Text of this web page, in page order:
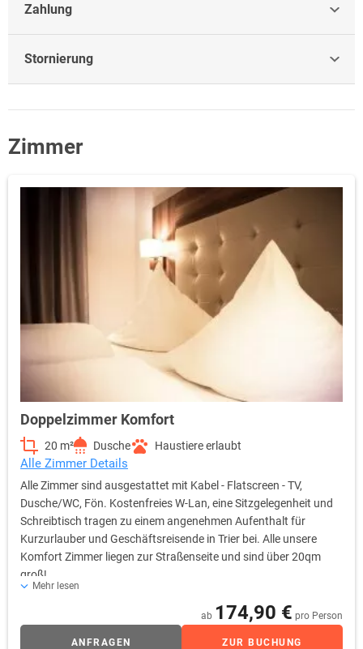
Zahlung
Stornierung
Zimmer
Doppelzimmer Komfort
20 m² Dusche Haustiere erlaubt
Alle Zimmer Details
Alle Zimmer sind ausgestattet mit Kabel - Flatscreen - TV,
Dusche/WC, Fön. Kostenfreies W-Lan, eine Sitzgelegenheit und
Schreibtisch tragen zu einem angenehmen Aufenthalt für
Kurzurlauber und Geschäftsreisende in Trier bei. Alle unsere
Komfort Zimmer liegen zur Straßenseite und sind über 20qm
groß!
Mehr lesen
ab 174,90 € pro Person
ANFRAGEN ZUR BUCHUNG